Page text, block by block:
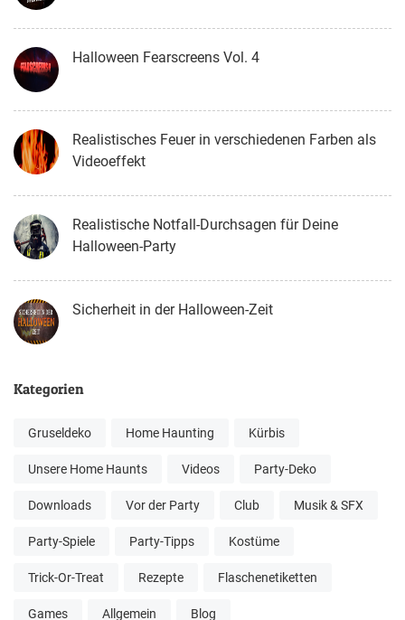
Halloween Fearscreens Vol. 4
Realistisches Feuer in verschiedenen Farben als
Videoeffekt
Realistische Notfall-Durchsagen für Deine
Halloween-Party
Sicherheit in der Halloween-Zeit
Kategorien
Gruseldeko Home Haunting Kürbis
Unsere Home Haunts Videos Party-Deko
Downloads Vor der Party Club Musik & SFX
Party-Spiele Party-Tipps Kostüme
Trick-Or-Treat Rezepte Flaschenetiketten
Games Allgemein Blog